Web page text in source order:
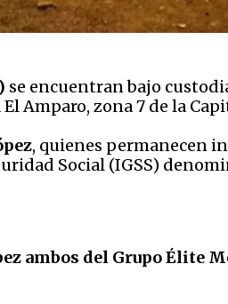
se encuentran bajo
Amparo, zona 7 de la
, quienes permanecen
Social (IGSS)
ambos del Grupo Élite